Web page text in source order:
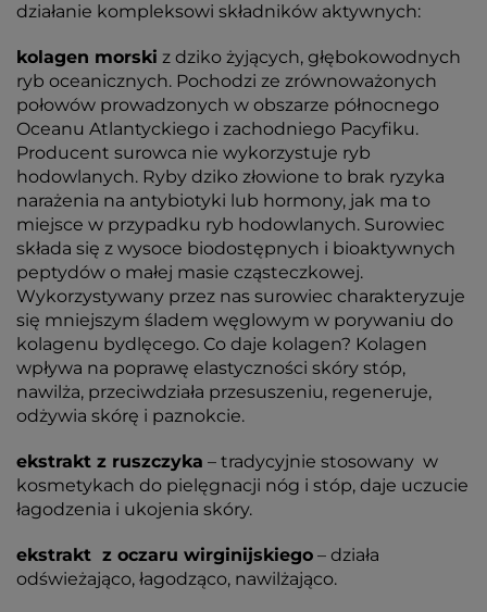
działanie kompleksowi składników aktywnych:
kolagen morski z dziko żyjących, głębokowodnych
ryb oceanicznych. Pochodzi ze zrównoważonych
połowów prowadzonych w obszarze północnego
Oceanu Atlantyckiego i zachodniego Pacyfiku.
Producent surowca nie wykorzystuje ryb
hodowlanych. Ryby dziko złowione to brak ryzyka
narażenia na antybiotyki lub hormony, jak ma to
miejsce w przypadku ryb hodowlanych. Surowiec
składa się z wysoce biodostępnych i bioaktywnych
peptydów o małej masie cząsteczkowej.
Wykorzystywany przez nas surowiec charakteryzuje
się mniejszym śladem węglowym w porywaniu do
kolagenu bydlęcego. Co daje kolagen? Kolagen
wpływa na poprawę elastyczności skóry stóp,
nawilża, przeciwdziała przesuszeniu, regeneruje,
odżywia skórę i paznokcie.
ekstrakt z ruszczyka – tradycyjnie stosowany w
kosmetykach do pielęgnacji nóg i stóp, daje uczucie
łagodzenia i ukojenia skóry.
ekstrakt z oczaru wirginijskiego – działa
odświeżająco, łagodząco, nawilżająco.